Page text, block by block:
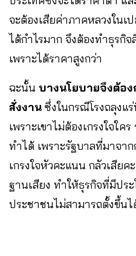
จะต้องเสียค่าภาคหลวงใน
ได้กำไรมาก จึงต้องทำธุรกิ
เพราะได้ราคาสูงกว่า
ฉะนั้น บางนโยบายจึงต้อ
สั่งงาน ซึ่งในกรณีโรงถลุงแ
เพราะเขาไม่ต้องเกรงใจใค
ทำได้ เพราะรัฐบาลที่มาจาก
เกรงใจหัวคะแนน กลัวเสีย
ฐานเสียง ทําให้ธุรกิจที่มีปร
ประชาชนไม่สามารถตั้งขึ้นไ